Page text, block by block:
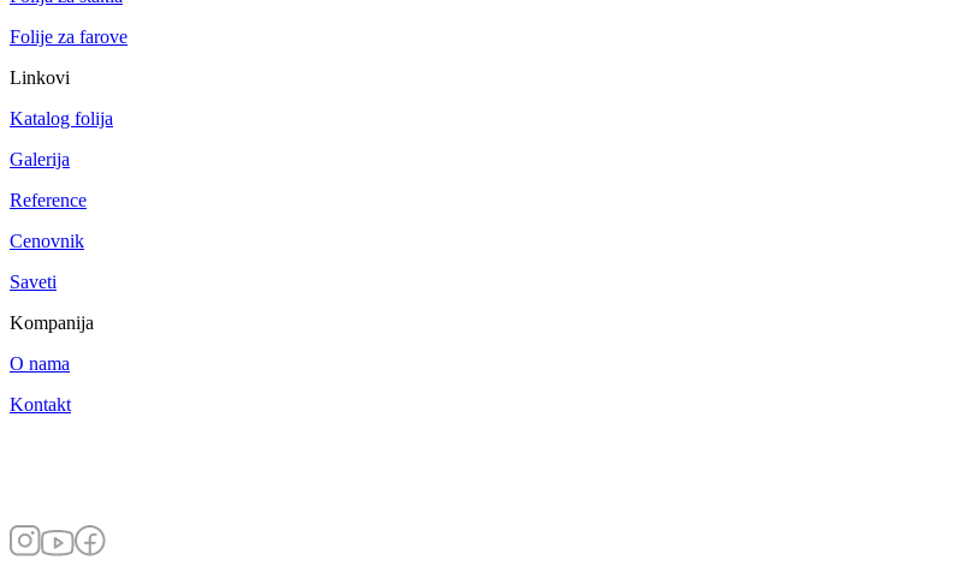
Folije za farove
Linkovi
Katalog folija
Galerija
Reference
Cenovnik
Saveti
Kompanija
O nama
Kontakt